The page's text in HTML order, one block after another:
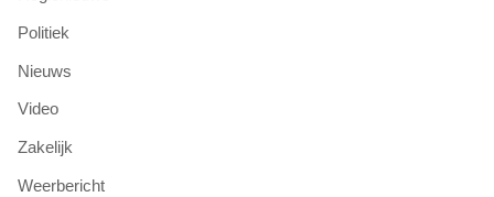
Politiek
Nieuws
Video
Zakelijk
Weerbericht